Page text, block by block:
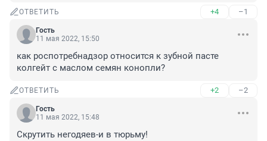
ОТВЕТИТЬ +4 –1
Гость
11 мая 2022, 15:50
как роспотребнадзор относится к зубной пасте
колгейт с маслом семян конопли?
ОТВЕТИТЬ +2 –2
Гость
11 мая 2022, 15:48
Скрутить негодяев-и в тюрьму!